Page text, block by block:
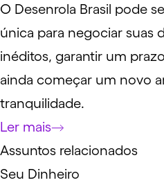
O Desenrola Brasil pode
única para negociar suas
inéditos, garantir um
ainda começar um novo
tranquilidade.
Ler mais
Assuntos relacionados
Seu Dinheiro